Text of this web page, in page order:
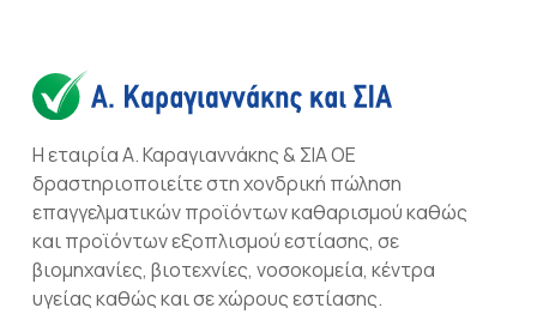
Η εταιρία Α. Καραγιαννάκης & ΣΙΑ ΟΕ
δραστηριοποιείτε στη χονδρική πώληση
επαγγελματικών προϊόντων καθαρισμού καθώς
και προϊόντων εξοπλισμού εστίασης, σε
βιομηχανίες, βιοτεχνίες, νοσοκομεία, κέντρα
υγείας καθώς και σε χώρους εστίασης.